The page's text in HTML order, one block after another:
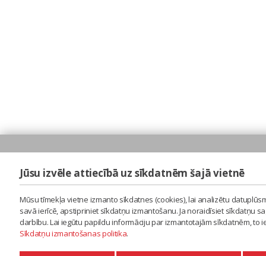
Jūsu izvēle attiecībā uz sīkdatnēm šajā vietnē
Mūsu tīmekļa vietne izmanto sīkdatnes (cookies), lai analizētu
savā ierīcē, apstipriniet sīkdatņu izmantošanu. Ja noraidīsiet sīkdatņu
darbību. Lai iegūtu papildu informāciju par izmantotajām sīkdatnēm,
Sīkdatņu izmantošanas politika.